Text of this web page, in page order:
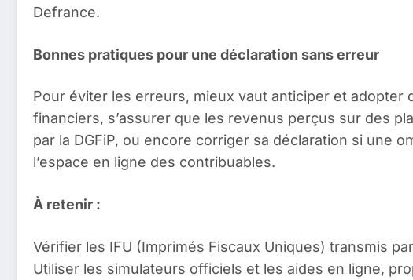
Defrance.
Bonnes pratiques pour une déclaration sans erreur
Pour éviter les erreurs, mieux vaut anticiper et
financiers, s’assurer que les revenus perçus sur des
par la DGFiP, ou encore corriger sa déclaration si une
l’espace en ligne des contribuables.
À retenir :
Vérifier les IFU (Imprimés Fiscaux Uniques) transmis
Utiliser les simulateurs officiels et les aides en ligne,